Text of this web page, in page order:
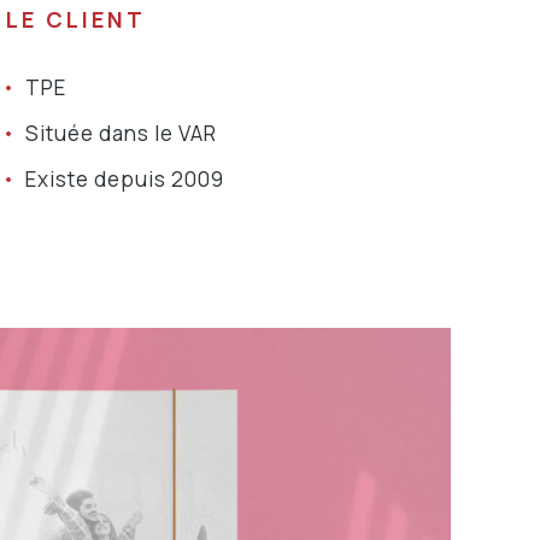
LE CLIENT
TPE
Située dans le VAR
Existe depuis 2009